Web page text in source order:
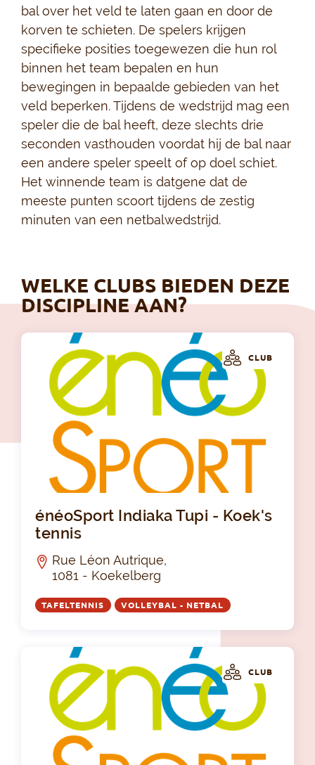
bal over het veld te laten gaan en door de
korven te schieten. De spelers krijgen
specifieke posities toegewezen die hun rol
binnen het team bepalen en hun
bewegingen in bepaalde gebieden van het
veld beperken. Tijdens de wedstrijd mag een
speler die de bal heeft, deze slechts drie
seconden vasthouden voordat hij de bal naar
een andere speler speelt of op doel schiet.
Het winnende team is datgene dat de
meeste punten scoort tijdens de zestig
minuten van een netbalwedstrijd.
WELKE CLUBS BIEDEN DEZE
DISCIPLINE AAN?
CLUB
énéoSport Indiaka Tupi - Koek's
tennis
Rue Léon Autrique,
1081 - Koekelberg
TAFELTENNIS VOLLEYBAL - NETBAL
CLUB